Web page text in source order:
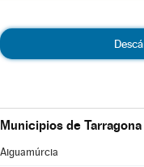
Municipios de Tarragona
Aiguamúrcia